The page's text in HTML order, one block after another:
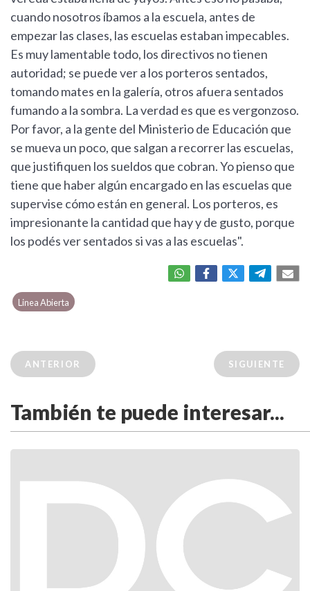
cuando nosotros íbamos a la escuela, antes de
empezar las clases, las escuelas estaban impecables.
Es muy lamentable todo, los directivos no tienen
autoridad; se puede ver a los porteros sentados,
tomando mates en la galería, otros afuera sentados
fumando a la sombra. La verdad es que es vergonzoso.
Por favor, a la gente del Ministerio de Educación que
se mueva un poco, que salgan a recorrer las escuelas,
que justifiquen los sueldos que cobran. Yo pienso que
tiene que haber algún encargado en las escuelas que
supervise cómo están en general. Los porteros, es
impresionante la cantidad que hay y de gusto, porque
los podés ver sentados si vas a las escuelas".
Linea Abierta
ANTERIOR SIGUIENTE
También te puede interesar...